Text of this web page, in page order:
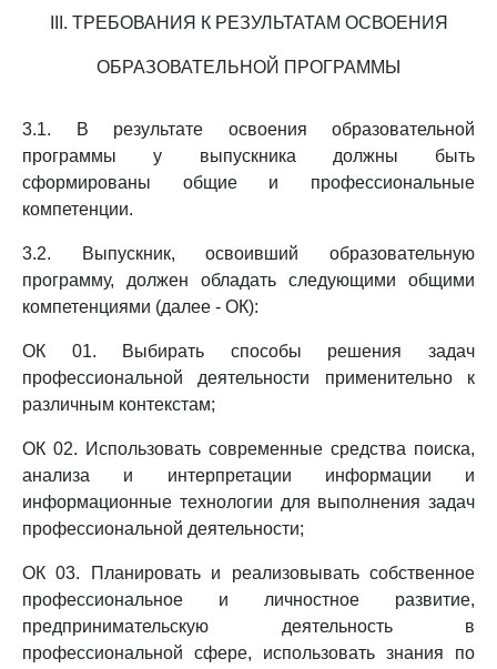
III. ТРЕБОВАНИЯ К РЕЗУЛЬТАТАМ ОСВОЕНИЯ
ОБРАЗОВАТЕЛЬНОЙ ПРОГРАММЫ
3.1. В результате освоения образовательной
программы у выпускника должны быть
сформированы общие и профессиональные
компетенции.
3.2. Выпускник, освоивший образовательную
программу, должен обладать следующими общими
компетенциями (далее - ОК):
ОК 01. Выбирать способы решения задач
профессиональной деятельности применительно к
различным контекстам;
ОК 02. Использовать современные средства поиска,
анализа и интерпретации информации и
информационные технологии для выполнения задач
профессиональной деятельности;
ОК 03. Планировать и реализовывать собственное
профессиональное и личностное развитие,
предпринимательскую деятельность в
профессиональной сфере, использовать знания по